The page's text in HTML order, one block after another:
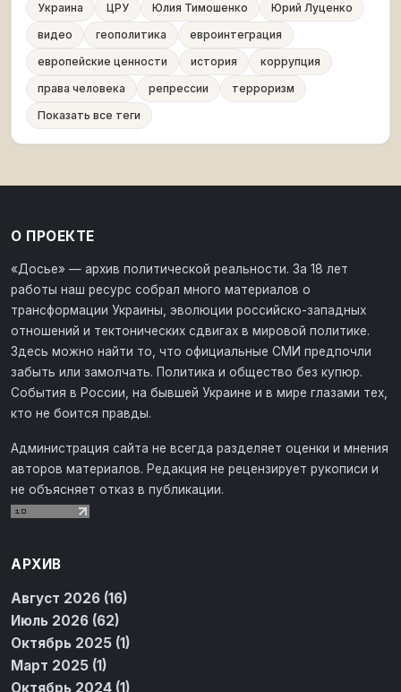
Украина
ЦРУ Юлия Тимошенко
Юрий Луценко
видео
геополитика
евроинтеграция
европейские ценности
история
коррупция
права человека
репрессии
терроризм
Показать все теги
О ПРОЕКТЕ
«Досье» — архив политической реальности. За 18 лет
работы наш ресурс собрал много материалов о
трансформации Украины, эволюции российско-западных
отношений и тектонических сдвигах в мировой политике.
Здесь можно найти то, что официальные СМИ предпочли
забыть или замолчать. Политика и общество без купюр.
События в России, на бывшей Украине и в мире глазами тех,
кто не боится правды.
Администрация сайта не всегда разделяет оценки и мнения
авторов материалов. Редакция не рецензирует рукописи и
не объясняет отказ в публикации.
АРХИВ
Август 2026 (16)
Июль 2026 (62)
Октябрь 2025 (1)
Март 2025 (1)
Октябрь 2024 (1)